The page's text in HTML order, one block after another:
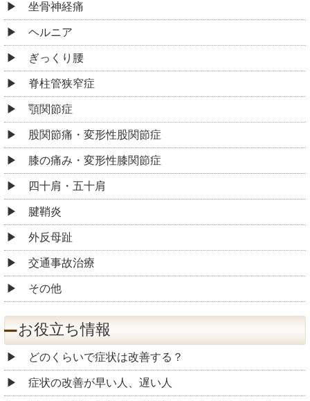
坐骨神経痛
ヘルニア
ぎっくり腰
脊柱管狭窄症
顎関節症
股関節痛・変形性股関節症
膝の痛み・変形性膝関節症
四十肩・五十肩
腱鞘炎
外反母趾
交通事故治療
その他
お役立ち情報
どのくらいで症状は改善する？
症状の改善が早い人、遅い人